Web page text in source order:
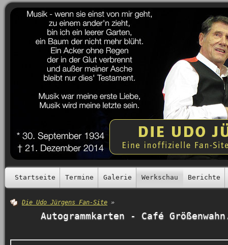
Startseite Termine Galerie Werkschau Berichte
Die Udo Jürgens Fan-Site »
Autogrammkarten - Café